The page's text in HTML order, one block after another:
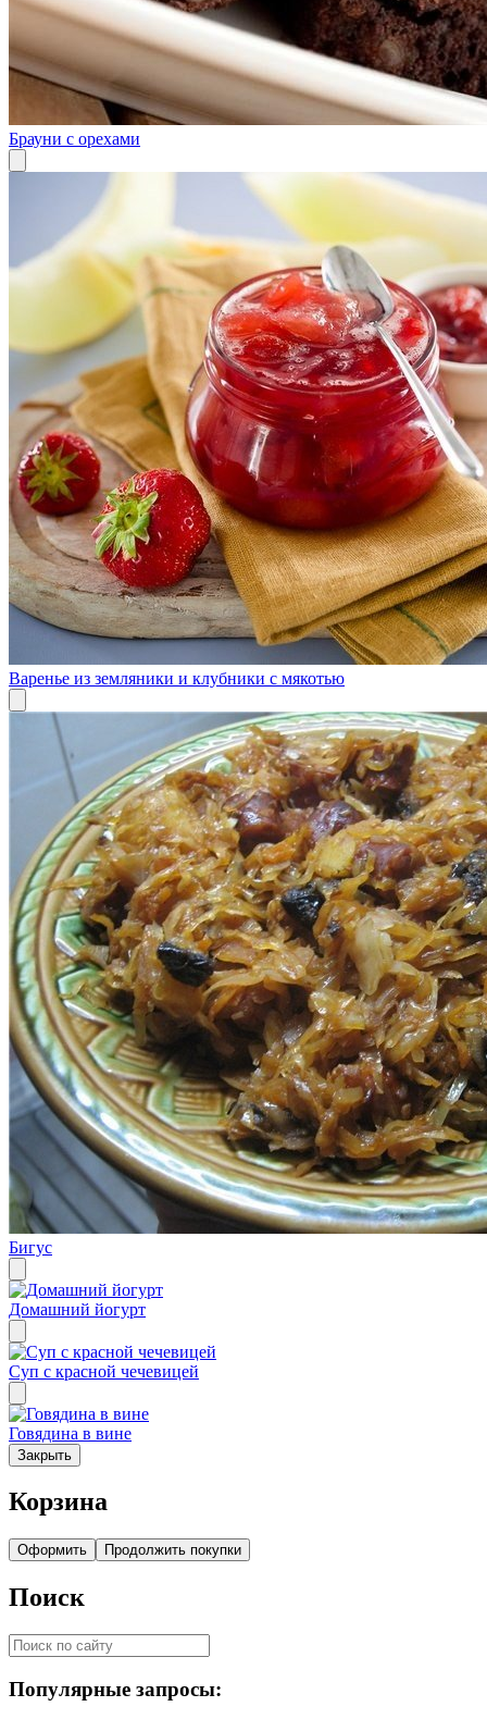
Брауни с орехами
Варенье из земляники и клубники с мякотью
Бигус
Домашний йогурт
Суп с красной чечевицей
Говядина в вине
Закрыть
Корзина
Оформить Продолжить покупки
Поиск
Популярные запросы: